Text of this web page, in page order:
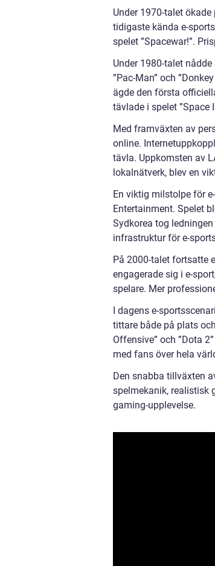
Under 1970-talet
tidigaste kända e-
spelet ”Spacewar!”.
Under 1980-talet
”Pac-Man” och
ägde den första
tävlade i spelet ”Space
Med framväxten av
online.
tävla. Uppkomsten av
lokalnätverk, blev en
En viktig milstolpe för
Entertainment. Spelet
Sydkorea tog
infrastruktur för e-
På 2000-talet fortsatte
engagerade sig i e-
spelare. Mer
I dagens e-
tittare både på plats
Offensive” och ”Dota
med fans över hela
Den snabba tillväxten
spelmekanik, realistisk
gaming-upplevelse.